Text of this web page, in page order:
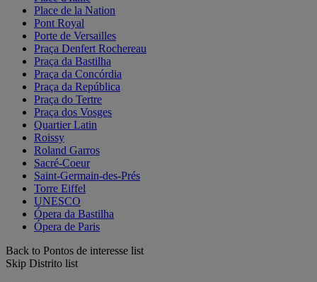
Place de la Nation
Pont Royal
Porte de Versailles
Praça Denfert Rochereau
Praça da Bastilha
Praça da Concórdia
Praça da República
Praça do Tertre
Praça dos Vosges
Quartier Latin
Roissy
Roland Garros
Sacré-Coeur
Saint-Germain-des-Prés
Torre Eiffel
UNESCO
Ópera da Bastilha
Ópera de Paris
Back to Pontos de interesse list
Skip Distrito list